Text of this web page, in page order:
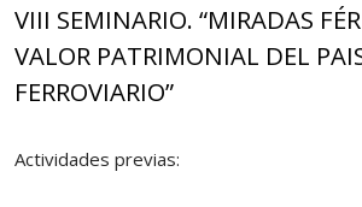
VIII SEMINARIO. “MIRADAS
VALOR PATRIMONIAL DEL
FERROVIARIO”
Actividades previas: